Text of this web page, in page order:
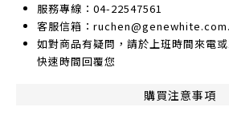
服務專線：04-22547561
客服信箱：
如對商品有疑問，請於上班時間來電
快速時間回覆您
購買注意事項